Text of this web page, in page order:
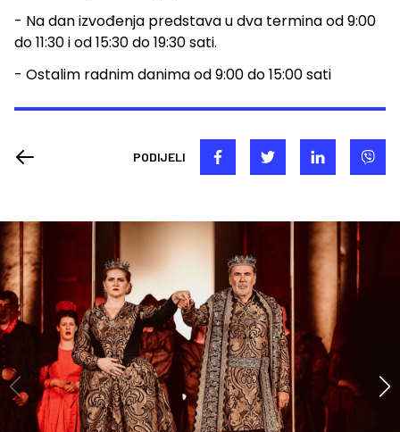
- Na dan izvođenja predstava u dva termina od 9:00
do 11:30 i od 15:30 do 19:30 sati.
- Ostalim radnim danima od 9:00 do 15:00 sati
PODIJELI